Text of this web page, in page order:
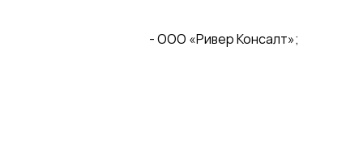
- ООО «Ривер Консалт»;